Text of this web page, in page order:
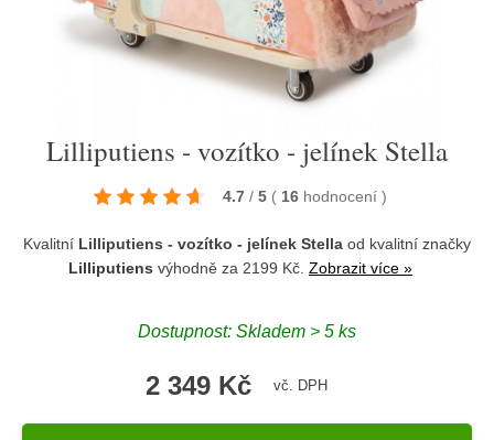
Lilliputiens - vozítko - jelínek Stella
4.7 / 5 ( 16 hodnocení )
Kvalitní Lilliputiens - vozítko - jelínek Stella od kvalitní značky
Lilliputiens výhodně za 2199 Kč. Zobrazit více »
Dostupnost: Skladem > 5 ks
2 349 Kč vč. DPH